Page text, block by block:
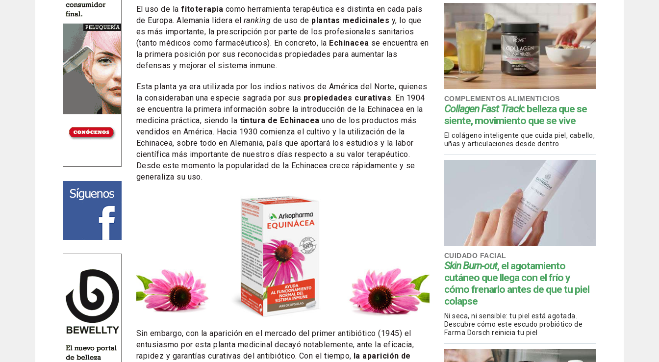
COMPLEMENTOS ALIMENTICIOS
Collagen Fast Track: belleza que se
siente, movimiento que se vive
El colágeno inteligente que cuida piel, cabello,
uñas y articulaciones desde dentro
CUIDADO FACIAL
Skin Burn-out, el agotamiento
cutáneo que llega con el frío y
cómo frenarlo antes de que tu piel
colapse
Ni seca, ni sensible: tu piel está agotada.
Descubre cómo este escudo probiótico de
Farma Dorsch reinicia tu piel
El uso de lafitoterapia como herramienta terapéutica es distinta en cada país
de Europa. Alemania lidera el ranking de uso de plantas medicinales y, lo que
es más importante, la prescripción por parte de los profesionales sanitarios
(tanto médicos como farmacéuticos). En concreto, la Echinacea se encuentra en
la primera posición por sus reconocidas propiedades para aumentar las
defensas y mejorar el sistema inmune.
Esta planta ya era utilizada por los indios nativos de América del Norte, quienes
la consideraban una especie sagrada por sus propiedades curativas. En 1904
se encuentra la primera información sobre la introducción de la Echinacea en la
medicina práctica, siendo la tintura de Echinacea uno de los productos más
vendidos en América. Hacia 1930 comienza el cultivo y la utilización de la
Echinacea, sobre todo en Alemania, país que aportará los estudios y la labor
científica más importante de nuestros días respecto a su valor terapéutico.
Desde este momento la popularidad de la Echinacea crece rápidamente y se
generaliza su uso.
Sin embargo, con la aparición en el mercado del primer antibiótico (1945) el
entusiasmo por esta planta medicinal decayó notablemente, ante la eficacia,
rapidez y garantías curativas del antibiótico. Con el tiempo, la aparición de